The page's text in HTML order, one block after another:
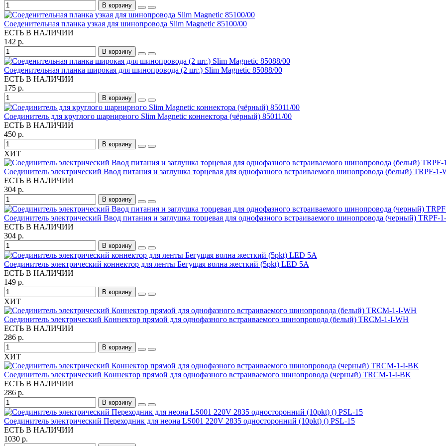
В корзину
Соеденительная планка узкая для шинопровода Slim Magnetic 85100/00
ЕСТЬ В НАЛИЧИИ
142 р.
В корзину
Соеденительная планка широкая для шинопровода (2 шт.) Slim Magnetic 85088/00
ЕСТЬ В НАЛИЧИИ
175 р.
В корзину
Соединитель для круглого шарнирного Slim Magnetic коннектора (чёрный) 85011/00
ЕСТЬ В НАЛИЧИИ
450 р.
В корзину
ХИТ
Соединитель электрический Ввод питания и заглушка торцевая для однофазного встраиваемого шинопровода (белый) TRPF-1-
ЕСТЬ В НАЛИЧИИ
304 р.
В корзину
Соединитель электрический Ввод питания и заглушка торцевая для однофазного встраиваемого шинопровода (черный) TRPF-
ЕСТЬ В НАЛИЧИИ
304 р.
В корзину
Соединитель электрический коннектор для ленты Бегущая волна жесткий (5pkt) LED 5A
ЕСТЬ В НАЛИЧИИ
149 р.
В корзину
ХИТ
Соединитель электрический Коннектор прямой для однофазного встраиваемого шинопровода (белый) TRCM-1-I-WH
ЕСТЬ В НАЛИЧИИ
286 р.
В корзину
ХИТ
Соединитель электрический Коннектор прямой для однофазного встраиваемого шинопровода (черный) TRCM-1-I-BK
ЕСТЬ В НАЛИЧИИ
286 р.
В корзину
Соединитель электрический Переходник для неона LS001 220V 2835 односторонний (10pkt) () PSL-15
ЕСТЬ В НАЛИЧИИ
1030 р.